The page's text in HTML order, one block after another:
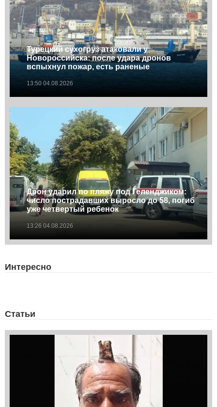
Турецкий сухогруз атаковали у
Новороссийска: после удара дронов
вспыхнул пожар, есть раненые
13:50 04.08.2026
Дрон ударил по пляжу под Геленджиком:
число пострадавших выросло до 58, погиб
уже четвертый ребенок
13:26 04.08.2026
Интересно
Статьи